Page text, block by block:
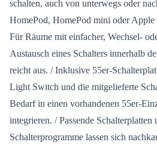
schalten, auch von unterwegs oder
HomePod, HomePod mini oder Apple
Für Räume mit einfacher, Wechsel-
Austausch eines Schalters innerhalb
reicht aus. / Inklusive 55er-
Light Switch und die mitgelieferte
Bedarf in einen vorhandenen 55er-
integrieren. / Passende
Schalterprogramme lassen sich